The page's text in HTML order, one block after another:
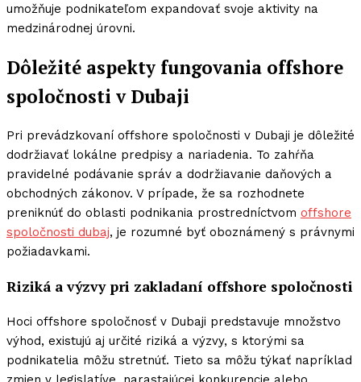
umožňuje podnikateľom expandovať svoje aktivity na
medzinárodnej úrovni.
Dôležité aspekty fungovania offshore
spoločnosti v Dubaji
Pri prevádzkovaní offshore spoločnosti v Dubaji je dôležité
dodržiavať lokálne predpisy a nariadenia. To zahŕňa
pravidelné podávanie správ a dodržiavanie daňových a
obchodných zákonov. V prípade, že sa rozhodnete
preniknúť do oblasti podnikania prostredníctvom offshore
spoločnosti dubaj, je rozumné byť oboznámený s právnymi
požiadavkami.
Riziká a výzvy pri zakladaní offshore spoločnosti
Hoci offshore spoločnosť v Dubaji predstavuje množstvo
výhod, existujú aj určité riziká a výzvy, s ktorými sa
podnikatelia môžu stretnúť. Tieto sa môžu týkať napríklad